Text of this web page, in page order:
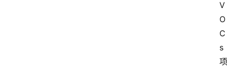
V
O
C
s
项